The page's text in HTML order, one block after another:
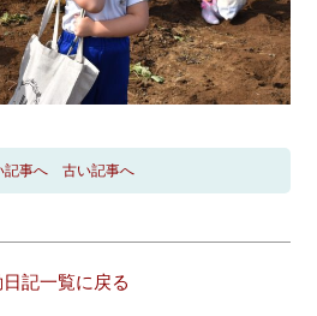
記事へ 古い記事へ
記一覧に戻る